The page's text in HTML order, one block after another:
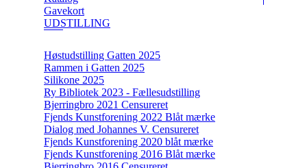
Gavekort
UDSTILLING
Høstudstilling Gatten 2025
Rammen i Gatten 2025
Silikone 2025
Ry Bibliotek 2023 - Fællesudstilling
Bjerringbro 2021 Censureret
Fjends Kunstforening 2022 Blåt mærke
Dialog med Johannes V. Censureret
Fjends Kunstforening 2020 blåt mærke
Fjends Kunstforening 2016 Blåt mærke